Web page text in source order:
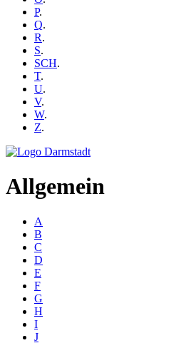
P.
Q.
R.
S.
SCH.
T.
U.
V.
W.
Z.
Allgemein
A
B
C
D
E
F
G
H
I
J